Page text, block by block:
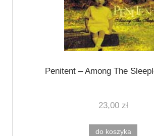
Penitent ‎– Among The
23,00 zł
do koszyka